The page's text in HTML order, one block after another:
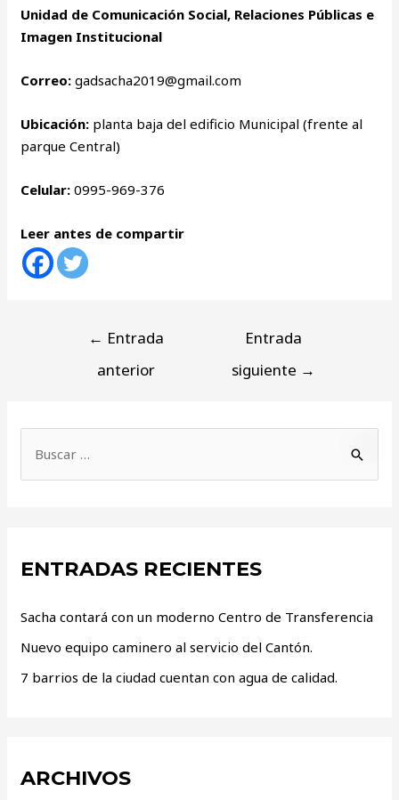
Unidad de Comunicación Social, Relaciones Públicas e
Imagen Institucional
Correo: gadsacha2019@gmail.com
Ubicación: planta baja del edificio Municipal (frente al
parque Central)
Celular:0995-969-376
Leer antes de compartir
← Entrada
anterior
Entrada
siguiente →
ENTRADAS RECIENTES
Sacha contará con un moderno Centro de Transferencia
Nuevo equipo caminero al servicio del Cantón.
7 barrios de la ciudad cuentan con agua de calidad.
ARCHIVOS